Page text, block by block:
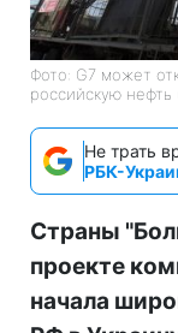
Фото: G7 может
российскую нефть
Не трать
РБК-
Страны
проекте
начала